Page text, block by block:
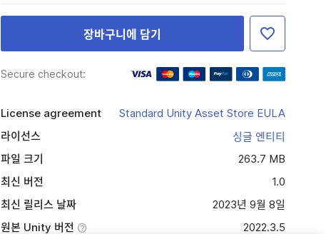
장바구니에 담기
Secure checkout:
License agreement
Standard Unity Asset Store EULA
라이선스
싱글 엔티티
파일 크기
263.7 MB
최신 버전
1.0
최신 릴리스 날짜
2023년 9월 8일
원본 Unity 버전
2022.3.5